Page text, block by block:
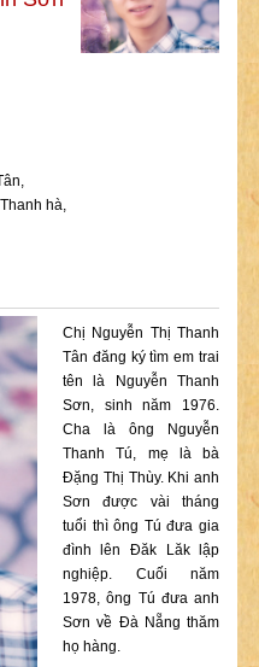
hà,
Chị Nguyễn Thị Thanh
Tân đăng ký tìm em trai
tên là Nguyễn Thanh
Sơn, sinh năm 1976.
Cha là ông Nguyễn
Thanh Tú, mẹ là bà
Đặng Thị Thùy. Khi anh
Sơn được vài tháng
tuổi thì ông Tú đưa gia
đình lên Đăk Lăk lập
nghiệp. Cuối năm
1978, ông Tú đưa anh
Sơn về Đà Nẵng thăm
họ hàng.